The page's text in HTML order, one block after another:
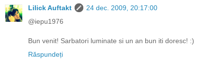
Lilick Auftakt
24 dec. 2009, 20:17:00
@iepu1976
Bun venit! Sarbatori luminate si un an bun iti doresc! :)
Răspundeți